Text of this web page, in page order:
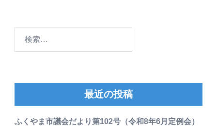
最近の投稿
ふくやま市議会だより第102号（令和8年6月定例会）